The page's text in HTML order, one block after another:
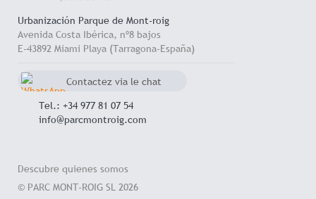
Urbanización Parque de Mont-roig
Avenida Costa Ibérica, nº8 bajos
E-43892 Miami Playa (Tarragona-España)
Contactez via le chat
Tel.: +34 977 81 07 54
info@parcmontroig.com
Descubre quienes somos
© PARC MONT-ROIG SL 2026